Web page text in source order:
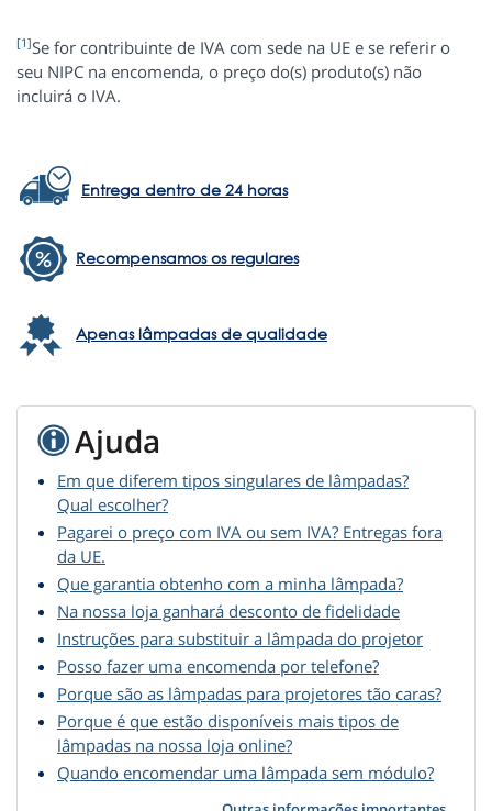
[1]Se for contribuinte de IVA com sede na UE e se referir o
seu NIPC na encomenda, o preço do(s) produto(s) não
incluirá o IVA.
Entrega dentro de 24 horas
Recompensamos os regulares
Apenas lâmpadas de qualidade
Ajuda
Em que diferem tipos singulares de lâmpadas?
Qual escolher?
Pagarei o preço com IVA ou sem IVA? Entregas fora
da UE.
Que garantia obtenho com a minha lâmpada?
Na nossa loja ganhará desconto de fidelidade
Instruções para substituir a lâmpada do projetor
Posso fazer uma encomenda por telefone?
Porque são as lâmpadas para projetores tão caras?
Porque é que estão disponíveis mais tipos de
lâmpadas na nossa loja online?
Quando encomendar uma lâmpada sem módulo?